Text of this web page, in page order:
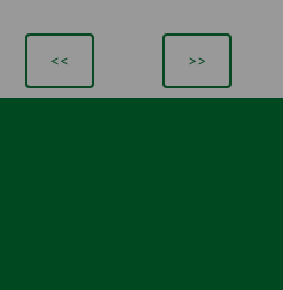
<< >>